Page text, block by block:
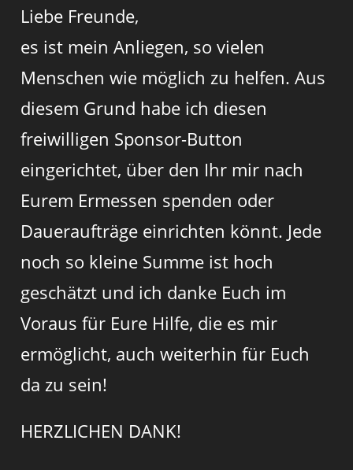
Liebe Freunde,
es ist mein Anliegen, so vielen
Menschen wie möglich zu helfen. Aus
diesem Grund habe ich diesen
freiwilligen Sponsor-Button
eingerichtet, über den Ihr mir nach
Eurem Ermessen spenden oder
Daueraufträge einrichten könnt. Jede
noch so kleine Summe ist hoch
geschätzt und ich danke Euch im
Voraus für Eure Hilfe, die es mir
ermöglicht, auch weiterhin für Euch
da zu sein!
HERZLICHEN DANK!